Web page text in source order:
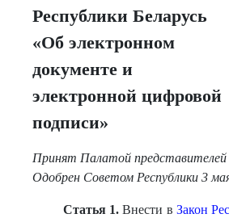
Республики Беларусь
«Об электронном
документе и
электронной цифровой
подписи»
Принят Палатой представителей
Одобрен Советом Республики 3
Статья 1. Внести вЗакон